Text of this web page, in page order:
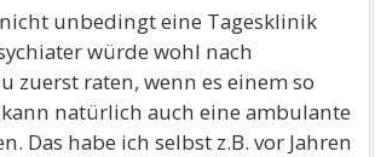
unbedingt eine Tagesklinik
würde wohl nach
zuerst raten, wenn es einem so
natürlich auch eine ambulante
Das habe ich selbst z.B. vor Jahren